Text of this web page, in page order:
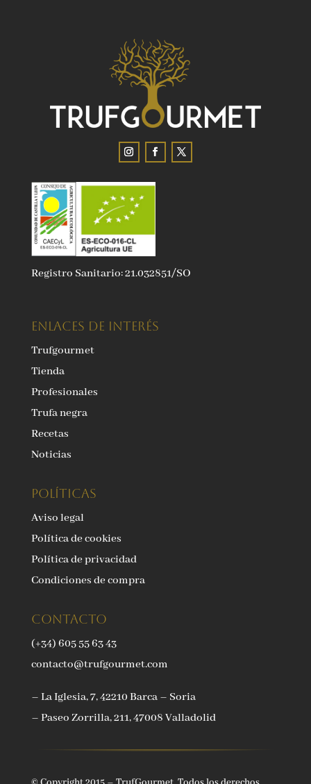
Registro Sanitario: 21.032851/SO
ENLACES DE INTERÉS
Trufgourmet
Tienda
Profesionales
Trufa negra
Recetas
Noticias
Políticas
Aviso legal
Política de cookies
Política de privacidad
Condiciones de compra
Contacto
(+34) 605 55 63 43
contacto@trufgourmet.com
– La Iglesia, 7, 42210 Barca – Soria
– Paseo Zorrilla, 211, 47008 Valladolid